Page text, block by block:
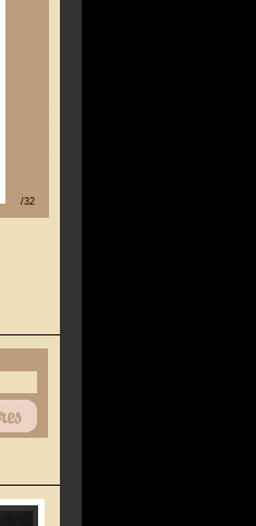
/32